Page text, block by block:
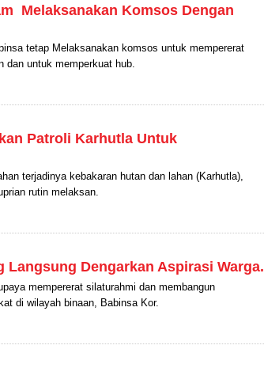
Melaksanakan Komsos Dengan
tetap Melaksanakan komsos untuk mempererat
dan untuk memperkuat hub.
Patroli Karhutla Untuk
terjadinya kebakaran hutan dan lahan (Karhutla),
rutin melaksan.
Dengarkan Aspirasi Warga.
mempererat silaturahmi dan membangun
di wilayah binaan, Babinsa Kor.